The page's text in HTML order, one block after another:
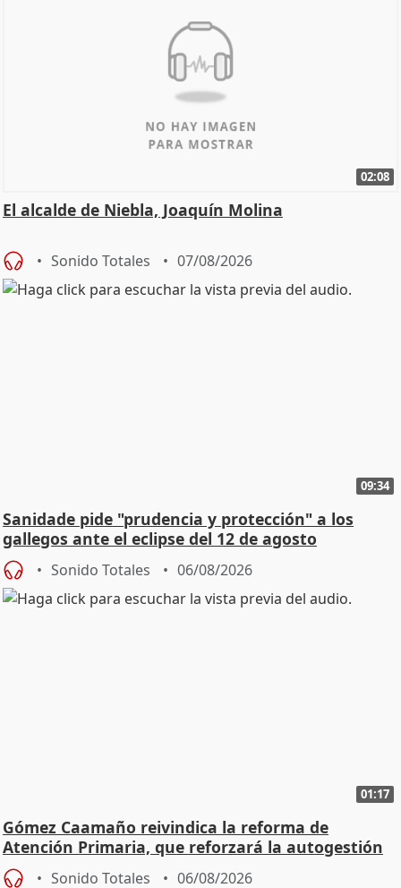
02:08
El alcalde de Niebla, Joaquín Molina
Sonido Totales 07/08/2026
09:34
Sanidade pide "prudencia y protección" a los
gallegos ante el eclipse del 12 de agosto
Sonido Totales 06/08/2026
01:17
Gómez Caamaño reivindica la reforma de
Atención Primaria, que reforzará la autogestión
Sonido Totales 06/08/2026